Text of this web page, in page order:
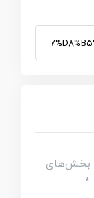
بخش‌های
*